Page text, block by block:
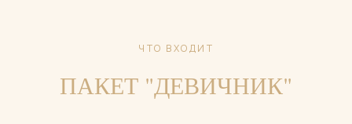
ЧТО ВХОДИТ
ПАКЕТ "ДЕВИЧНИК"